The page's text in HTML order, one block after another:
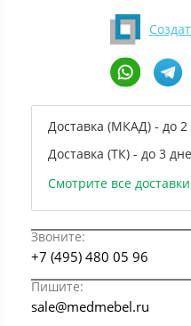
Доставка (МКАД) - до 2
Доставка (ТК) - до 3
Смотрите все доставки
Звоните:
+7 (495) 480 05 96
Пишите:
sale@medmebel.ru